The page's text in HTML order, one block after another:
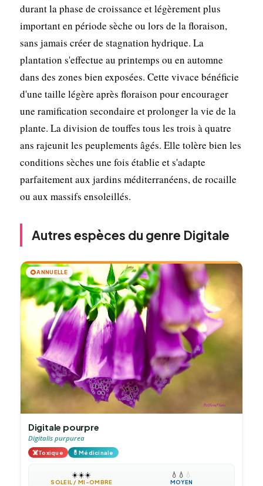
durant la phase de croissance et légèrement plus
important en période sèche ou lors de la floraison,
sans jamais créer de stagnation hydrique. La
plantation s'effectue au printemps ou en automne
dans des zones bien exposées. Cette vivace bénéficie
d'une taille légère après floraison pour encourager
une ramification secondaire et prolonger la vie de la
plante. La division de touffes tous les trois à quatre
ans rajeunit les peuplements âgés. Elle tolère bien les
conditions sèches une fois établie et s'adapte
parfaitement aux jardins méditerranéens, de rocaille
ou aux massifs ensoleillés.
Autres espèces du genre Digitale
🌻ANNUELLE
Digitale pourpre
Digitalis purpurea
☠️Toxique 💊Médicinale
☀️☀️☀️
SOLEIL / MI-OMBRE
💧 💧 💧
MOYEN